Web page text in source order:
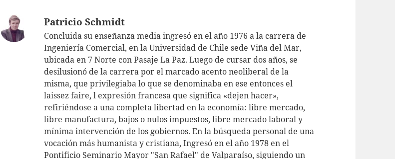
Patricio Schmidt
Concluida su enseñanza media ingresó en el año 1976 a la carrera de
Ingeniería Comercial, en la Universidad de Chile sede Viña del Mar,
ubicada en 7 Norte con Pasaje La Paz. Luego de cursar dos años, se
desilusionó de la carrera por el marcado acento neoliberal de la
misma, que privilegiaba lo que se denominaba en ese entonces el
laissez faire, l expresión francesa que significa «dejen hacer»,
refiriéndose a una completa libertad en la economía: libre mercado,
libre manufactura, bajos o nulos impuestos, libre mercado laboral y
mínima intervención de los gobiernos. En la búsqueda personal de una
vocación más humanista y cristiana, Ingresó en el año 1978 en el
Pontificio Seminario Mayor "San Rafael" de Valparaíso, siguiendo un